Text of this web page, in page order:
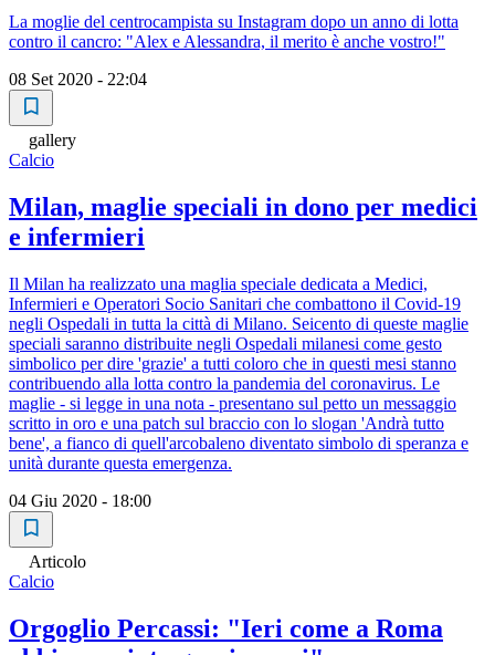
La moglie del centrocampista su Instagram dopo un anno di lotta
contro il cancro: "Alex e Alessandra, il merito è anche vostro!"
08 Set 2020 - 22:04
gallery
Calcio
Milan, maglie speciali in dono per medici
e infermieri
Il Milan ha realizzato una maglia speciale dedicata a Medici,
Infermieri e Operatori Socio Sanitari che combattono il Covid-19
negli Ospedali in tutta la città di Milano. Seicento di queste maglie
speciali saranno distribuite negli Ospedali milanesi come gesto
simbolico per dire 'grazie' a tutti coloro che in questi mesi stanno
contribuendo alla lotta contro la pandemia del coronavirus. Le
maglie - si legge in una nota - presentano sul petto un messaggio
scritto in oro e una patch sul braccio con lo slogan 'Andrà tutto
bene', a fianco di quell'arcobaleno diventato simbolo di speranza e
unità durante questa emergenza.
04 Giu 2020 - 18:00
Articolo
Calcio
Orgoglio Percassi: "Ieri come a Roma